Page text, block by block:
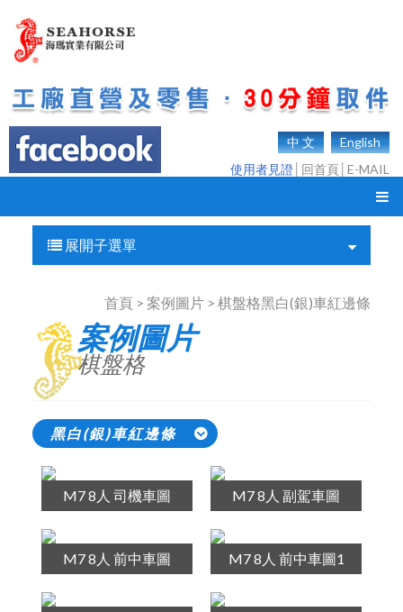
中 文
English
使用者見證 回首頁 E-MAIL
展開子選單
首頁 > 案例圖片 > 棋盤格黑白(銀)車紅邊條
案例圖片
棋盤格
黑白(銀)車紅邊條
M7 8人 司機車圖 M7 8人 副駕車圖
M7 8人 前中車圖 M7 8人 前中車圖1